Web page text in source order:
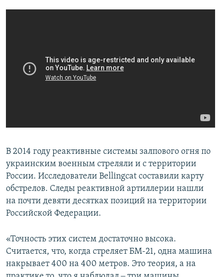
В 2014 году реактивные системы залпового огня по
украинским военным стреляли и с территории
России. Исследователи Bellingcat составили карту
обстрелов. Следы реактивной артиллерии нашли
на почти девяти десятках позиций на территории
Российской Федерации.
«Точность этих систем достаточно высока.
Считается, что, когда стреляет БМ-21, одна машина
накрывает 400 на 400 метров. Это теория, а на